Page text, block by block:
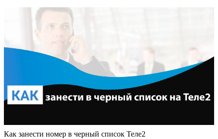
Как занести номер в черный список Теле2